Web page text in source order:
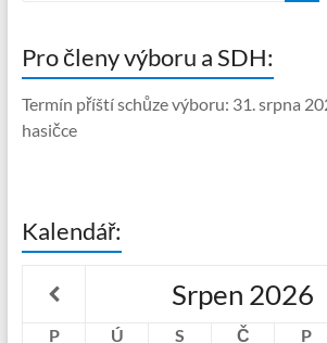
Pro členy výboru a SDH:
Termín příští schůze výboru: 31. srpna
hasičce
Kalendář:
Srpen 2026
P Ú S Č P